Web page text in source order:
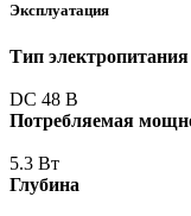
Эксплуатация
Тип электропитания
DC 48 В
Потребляемая
5.3 Вт
Глубина